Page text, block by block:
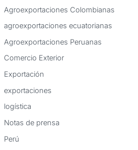
Agroexportaciones Colombianas
agroexportaciones ecuatorianas
Agroexportaciones Peruanas
Comercio Exterior
Exportación
exportaciones
logística
Notas de prensa
Perú